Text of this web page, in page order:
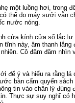
một luồng hơi, trong
thể do máy sưởi vẫn
nước nóng.
cửa kính cửa sổ lắc lư
tĩnh này, âm thanh lắng
Cô đăm đăm nhìn
để ý và hiểu ra rằng
bàn cẩm quyển
tin vào chân lý đúng
Thực sự suy nghĩ có